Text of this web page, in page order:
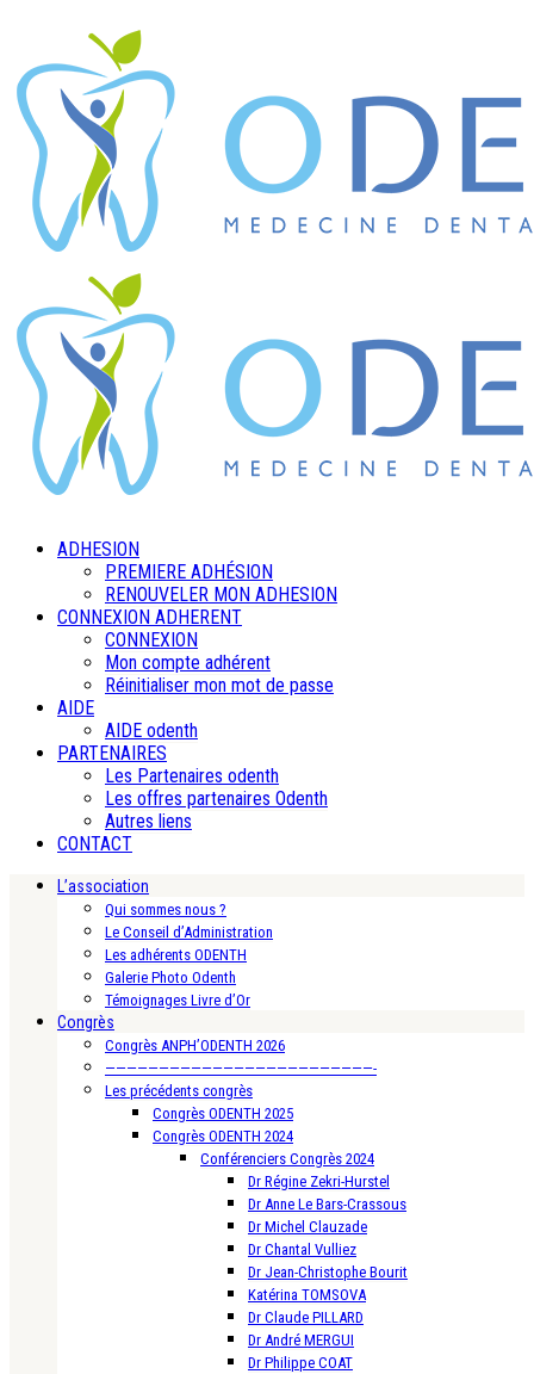
ADHESION
PREMIERE ADHÉSION
RENOUVELER MON ADHESION
CONNEXION ADHERENT
CONNEXION
Mon compte adhérent
Réinitialiser mon mot de passe
AIDE
AIDE odenth
PARTENAIRES
Les Partenaires odenth
Les offres partenaires Odenth
Autres liens
CONTACT
L’association
Qui sommes nous ?
Le Conseil d’Administration
Les adhérents ODENTH
Galerie Photo Odenth
Témoignages Livre d’Or
Congrès
Congrès ANPH’ODENTH 2026
—————————————————————————-
Les précédents congrès
Congrès ODENTH 2025
Congrès ODENTH 2024
Conférenciers Congrès 2024
Dr Régine Zekri-Hurstel
Dr Anne Le Bars-Crassous
Dr Michel Clauzade
Dr Chantal Vulliez
Dr Jean-Christophe Bourit
Katérina TOMSOVA
Dr Claude PILLARD
Dr André MERGUI
Dr Philippe COAT